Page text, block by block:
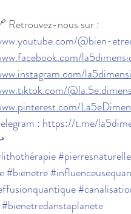
Retrouvez-nous sur :
@bien-
: https://t.me/
#bienetre
#bienetredanstaplanete